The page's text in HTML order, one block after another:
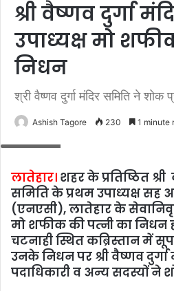
श्री वैष्‍णव दुर्गा
उपाध्‍यक्ष मो
निधन
श्री वैष्‍णव दुर्गा मंदिर समिति ने शोक
Ashish Tagore 230 1 minute
लातेहार। शहर के प्रतिष्ठित
सम‍िति के प्रथम उपाध्‍यक्ष सह
(एनएसी), लातेहार के
मो शफीक की पत्‍नी का निधन
चटनाही स्थित कब्रिस्‍तान में
उनके निधन पर श्री वैष्‍णव
पदाधिकारी व अन्‍य सदस्‍यों ने